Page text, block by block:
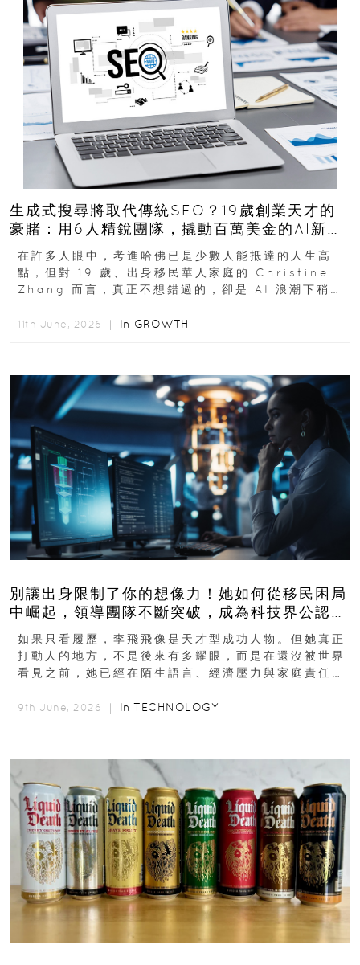
生成式搜尋將取代傳統SEO？19歲創業天才的
豪賭：用6人精銳團隊，撬動百萬美金的AI新商
機
在許多人眼中，考進哈佛已是少數人能抵達的人生高
點，但對 19 歲、出身移民華人家庭的 Christine
Zhang 而言，真正不想錯過的，卻是 AI 浪潮下稍縱
11th June, 2026 ｜ In GROWTH
別讓出身限制了你的想像力！她如何從移民困局
中崛起，領導團隊不斷突破，成為科技界公認的
「教母」？
如果只看履歷，李飛飛像是天才型成功人物。但她真正
打動人的地方，不是後來有多耀眼，而是在還沒被世界
看見之前，她已經在陌生語言、經濟壓力與家庭責任之
西...
9th June, 2026 ｜ In TECHNOLOGY